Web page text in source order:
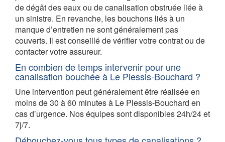
de dégât des eaux ou de canalisation obstruée liée à
un sinistre. En revanche, les bouchons liés à un
manque d’entretien ne sont généralement pas
couverts. Il est conseillé de vérifier votre contrat ou de
contacter votre assureur.
En combien de temps intervenir pour une
canalisation bouchée à Le Plessis-Bouchard ?
Une intervention peut généralement être réalisée en
moins de 30 à 60 minutes à Le Plessis-Bouchard en
cas d’urgence. Nos équipes sont disponibles 24h/24 et
7j/7.